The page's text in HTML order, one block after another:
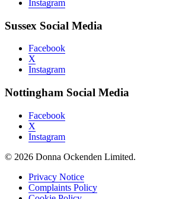
Instagram
Sussex Social Media
Facebook
X
Instagram
Nottingham Social Media
Facebook
X
Instagram
© 2026 Donna Ockenden Limited.
Privacy Notice
Complaints Policy